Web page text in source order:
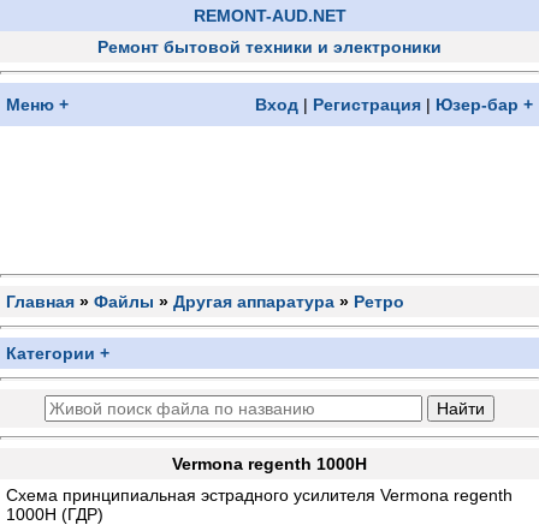
REMONT-AUD.NET
Ремонт бытовой техники и электроники
Меню + Вход | Регистрация | Юзер-бар +
Главная » Файлы » Другая аппаратура » Ретро
Категории +
Vermona regenth 1000H
Схема принципиальная эстрадного усилителя Vermona regenth
1000H (ГДР)